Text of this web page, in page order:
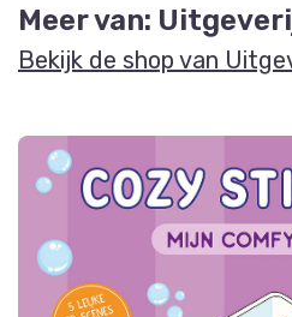
Meer van:
Bekijk de shop van